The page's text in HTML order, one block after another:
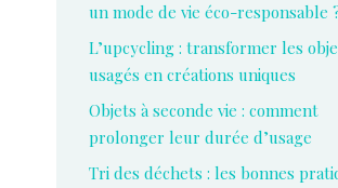
un mode de vie éco-responsable
L’upcycling : transformer les
usagés en créations uniques
Objets à seconde vie : comment
prolonger leur durée d’usage
Tri des déchets : les bonnes